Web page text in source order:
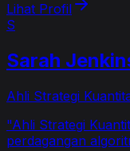
Lihat Profil
S
Sarah
Ahli Strategi
"Ahli Strategi
perdagangan